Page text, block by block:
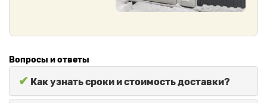
Вопросы и ответы
✔ Как узнать сроки и стоимость доставки?